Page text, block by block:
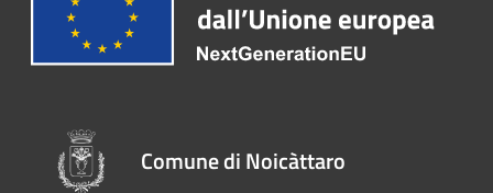
Comune di Noicàttaro